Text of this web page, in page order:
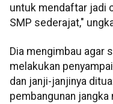
untuk mendaftar jadi
SMP sederajat,"
Dia mengimbau agar
melakukan
dan janji-janjinya
pembangunan jangka